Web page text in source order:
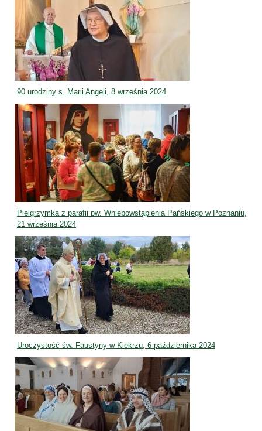
90 urodziny s. Marii Angeli, 8 września 2024
Pielgrzymka z parafii pw. Wniebowstąpienia Pańskiego w Poznaniu,
21 września 2024
Uroczystość św. Faustyny w Kiekrzu, 6 października 2024